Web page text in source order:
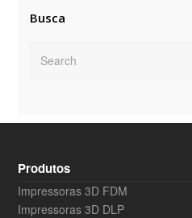
Busca
Produtos
Impressoras 3D FDM
Impressoras 3D DLP